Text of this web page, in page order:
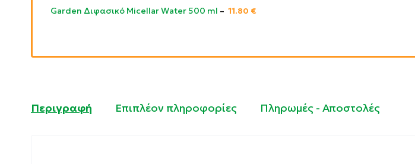
Garden Διφασικό Micellar Water 500 ml – 11.80 €
Περιγραφή Επιπλέον πληροφορίες Πληρωμές - Αποστολές